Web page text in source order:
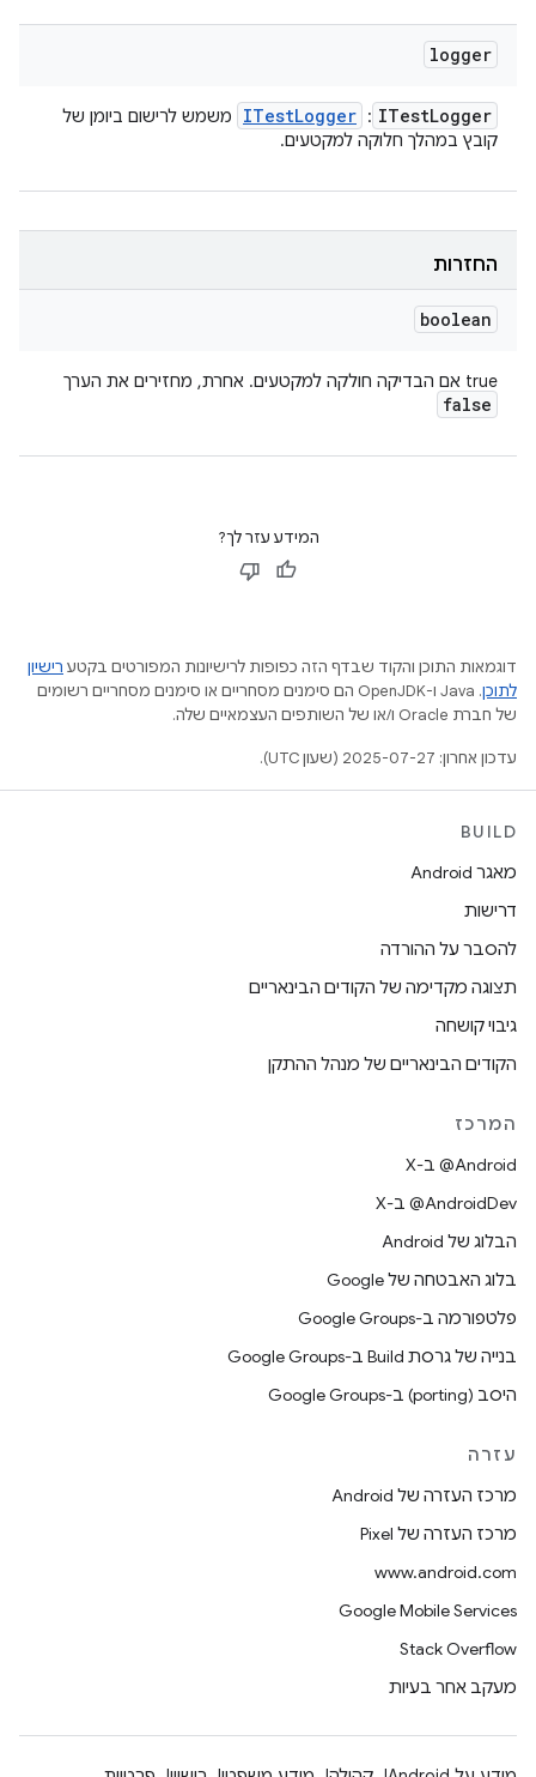
logger
ITestLogger
:
ITestLogger
משמש לרישום ביומן של
קובץ במהלך חלוקה למקטעים.
החזרות
boolean
true אם הבדיקה חולקה למקטעים. אחרת, מחזירים את הערך
false
המידע עזר לך?
דוגמאות התוכן והקוד שבדף הזה כפופות לרישיונות המפורטים בקטע רישיון
לתוכן
.‏ Java ו-OpenJDK הם סימנים מסחריים או סימנים מסחריים רשומים
של חברת Oracle ו/או של השותפים העצמאיים שלה.
עדכון אחרון: 2025-07-27 (שעון UTC).
BUILD
מאגר Android
דרישות
להסבר על ההורדה
תצוגה מקדימה של הקודים הבינאריים
גיבוי קושחה
הקודים הבינאריים של מנהל ההתקן
המרכז
‫‎@Android ב-X
‫‎@AndroidDev ב-X
הבלוג של Android
בלוג האבטחה של Google
פלטפורמה ב-Google Groups
בנייה של גרסת Build ב-Google Groups
היסב (porting) ב-Google Groups
עזרה
מרכז העזרה של Android
מרכז העזרה של Pixel
www.android.com
Google Mobile Services
Stack Overflow
מעקב אחר בעיות